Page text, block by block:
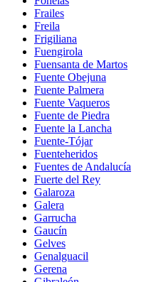
Frailes
Freila
Frigiliana
Fuengirola
Fuensanta de Martos
Fuente Obejuna
Fuente Palmera
Fuente Vaqueros
Fuente de Piedra
Fuente la Lancha
Fuente-Tójar
Fuenteheridos
Fuentes de Andalucía
Fuerte del Rey
Galaroza
Galera
Garrucha
Gaucín
Gelves
Genalguacil
Gerena